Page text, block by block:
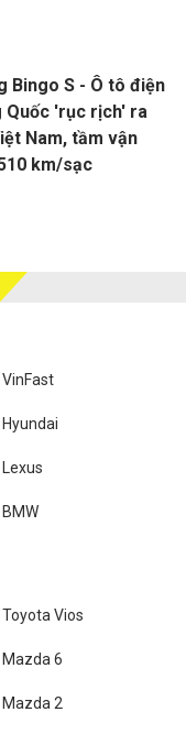
Bingo S - Ô tô điện
Quốc 'rục rịch' ra
Nam, tầm vận
km/sạc
VinFast
Hyundai
Lexus
BMW
Toyota Vios
Mazda 6
Mazda 2